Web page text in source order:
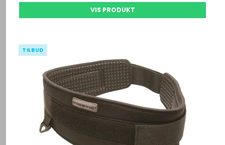
VIS PRODUKT
TILBUD